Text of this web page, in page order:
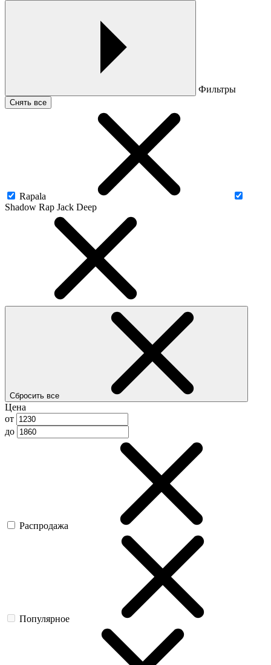
Фильтры
Снять все
Rapala
Shadow Rap Jack Deep
Сбросить все
Цена
от
до
Распродажа
Популярное